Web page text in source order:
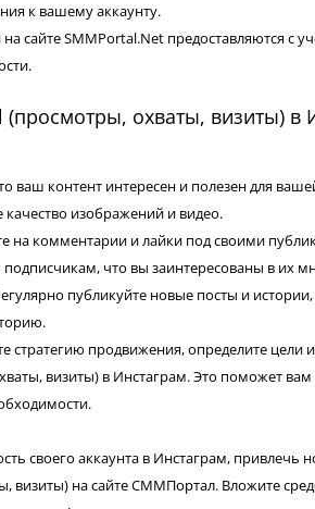
к вашему аккаунту.
на сайтеSMMPortal.Net предоставляются с
(просмотры, охваты, визиты) в
ваш контент интересен и полезен для
изображений и видео.
на комментарии и лайки под своими
что вы заинтересованы в их
публикуйте новые посты и
стратегию продвижения, определите цели
визиты) в Инстаграм. Это поможет вам
своего аккаунта в Инстаграм, привлечь
на сайте СММПортал. Вложите